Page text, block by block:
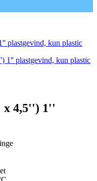
plastgevind, kun plastic
x 4,5'') 1''